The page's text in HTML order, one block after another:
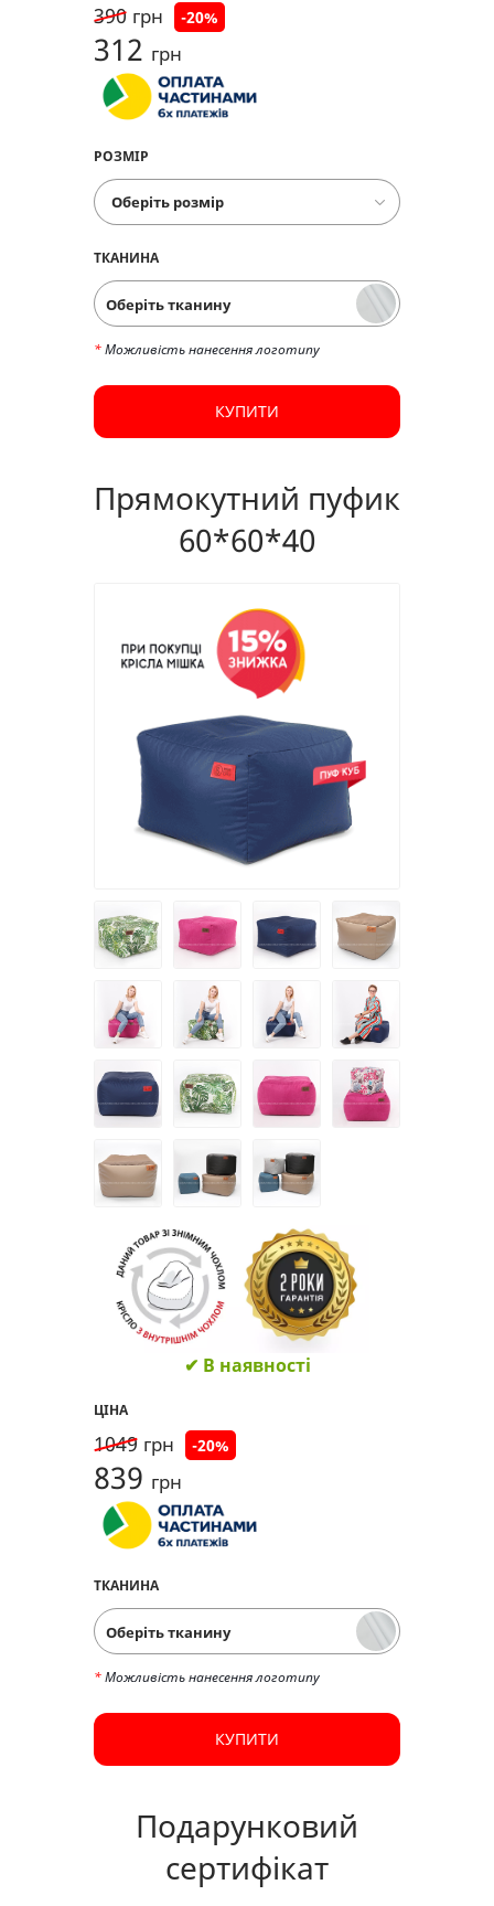
390 грн -20%
312 грн
РОЗМІР
ТКАНИНА
Оберіть тканину
*Можливість нанесення логотипу
КУПИТИ
Прямокутний пуфик
60*60*40
✔ В наявності
ЦІНА
1049 грн -20%
839 грн
ТКАНИНА
Оберіть тканину
*Можливість нанесення логотипу
КУПИТИ
Подарунковий
сертифікат